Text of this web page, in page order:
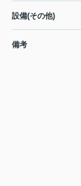
設備(その他)
備考